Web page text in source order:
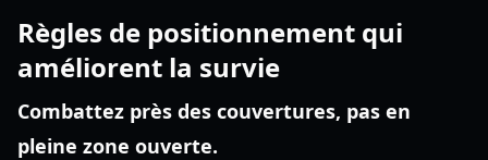
Règles de positionnement qui
améliorent la survie
Combattez près des couvertures, pas en
pleine zone ouverte.